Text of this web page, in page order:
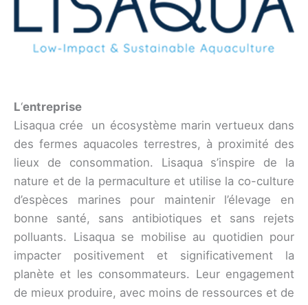
L‘entreprise
Lisaqua crée un écosystème marin vertueux dans
des fermes aquacoles terrestres, à proximité des
lieux de consommation. Lisaqua s’inspire de la
nature et de la permaculture et utilise la co-culture
d’espèces marines pour maintenir l’élevage en
bonne santé, sans antibiotiques et sans rejets
polluants. Lisaqua se mobilise au quotidien pour
impacter positivement et significativement la
planète et les consommateurs. Leur engagement
de mieux produire, avec moins de ressources et de